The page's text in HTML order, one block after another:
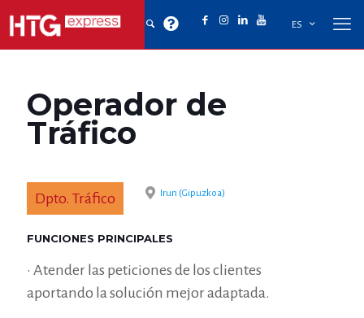
ES
Operador de
Tráfico
Dpto. Tráfico Irun (Gipuzkoa)
FUNCIONES PRINCIPALES
• Atender las peticiones de los clientes
aportando la solución mejor adaptada.